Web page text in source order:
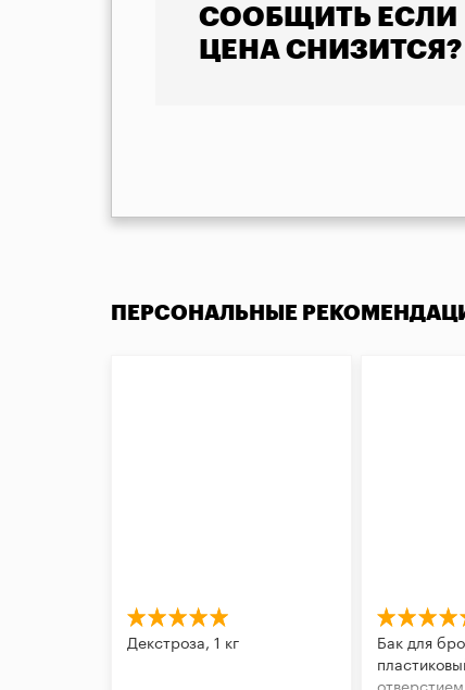
СООБЩИТЬ ЕСЛИ
ЦЕНА СНИЗИТСЯ?
ПЕРСОНАЛЬНЫЕ
Декстроза, 1 кг
Бак для